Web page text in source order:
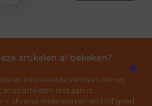
artikelen al bekeken?
en interessante verhalen die wij
onze artikelen niet aan je
in diverse onderwerpen en blijf goed